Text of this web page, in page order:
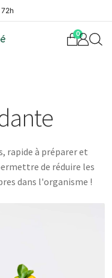
0
rapide à préparer et
de réduire les
dans l'organisme !